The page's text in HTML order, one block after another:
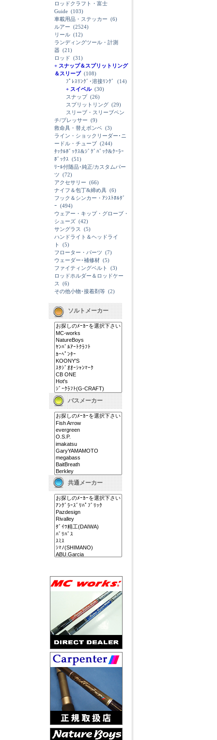
ロッドクラフト・富士
Guide (103)
車載用品・ステッカー (6)
ルアー (2524)
リール (12)
ランディングツール・計測
器 (21)
ロッド (31)
+ スナップ＆スプリットリング
＆スリーブ(108)
ﾌﾟﾚｽﾘﾝｸﾞ･溶接ﾘﾝｸﾞ
(14)
+ スイベル(30)
スナップ(26)
スプリットリング (29)
スリーブ・スリーブペン
チ/プレッサー (9)
救命具・替えボンベ (3)
ライン・ショックリーダー･ニ
ードル・チューブ (244)
ﾀｯｸﾙﾎﾞｯｸｽ&ｼﾞｸﾞﾊﾞｯｸ&ｸｰﾗｰ
ﾎﾞｯｸｽ (51)
ﾘｰﾙ付随品･純正/カスタムパー
ツ (72)
アクセサリー (66)
ナイフ＆包丁&締め具 (6)
フック＆シンカー・ｱｼｽﾄﾎﾙﾀﾞ
ｰ (494)
ウェアー・キップ・グローブ・
シューズ (42)
サングラス
(5)
ハンドライト＆ヘッドライ
ト
(5)
フローター・パーツ (7)
ウェーダー･補修材 (5)
ファイティングベルト
(3)
ロッドホルダー＆ロッドケー
ス
(6)
その他小物･接着剤等 (2)
ソルトメーカー
バスメーカー
共通メーカー